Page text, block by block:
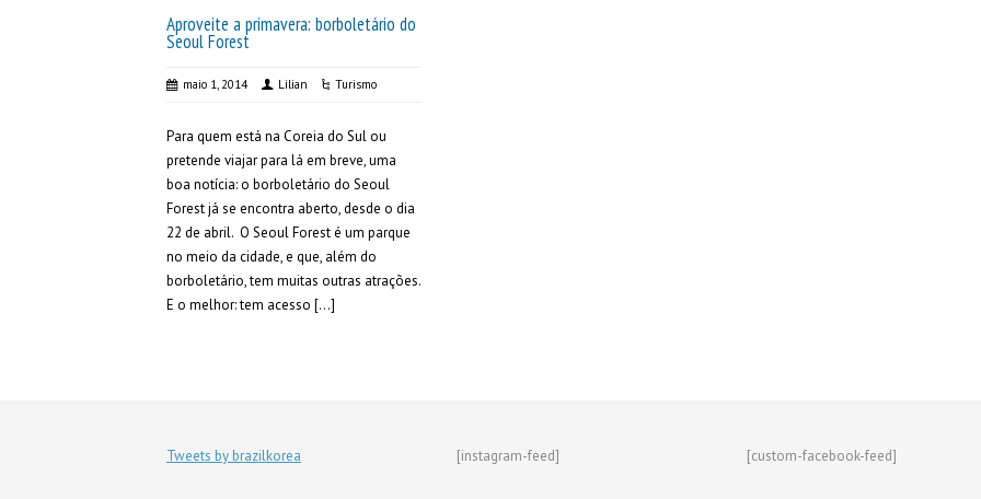
Aproveite a primavera: borboletário do
Seoul Forest
maio 1, 2014 Lilian Turismo
Para quem está na Coreia do Sul ou
pretende viajar para lá em breve, uma
boa notícia: o borboletário do Seoul
Forest já se encontra aberto, desde o dia
22 de abril. O Seoul Forest é um parque
no meio da cidade, e que, além do
borboletário, tem muitas outras atrações.
E o melhor: tem acesso […]
Tweets by brazilkorea [instagram-feed] [custom-facebook-feed]